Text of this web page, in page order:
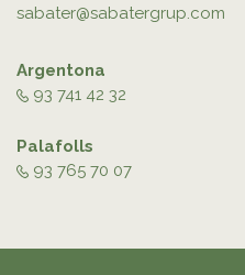
sabater@sabatergrup.com
Argentona
93 741 42 32
Palafolls
93 765 70 07